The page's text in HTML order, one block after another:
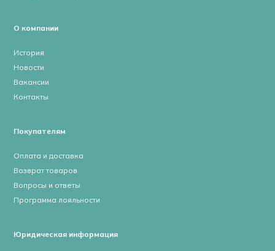
О компании
История
Новости
Вакансии
Контакты
Покупателям
Оплата и доставка
Возврат товаров
Вопросы и ответы
Программа лояльности
Юридическая информация